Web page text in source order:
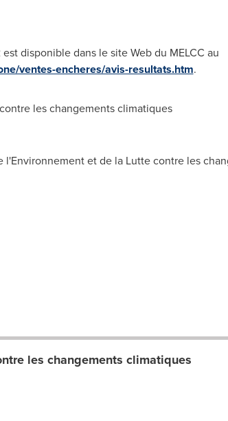
disponible dans le site Web du MELCC au
ventes-encheres/avis-resultats.htm.
les changements climatiques
et de la Lutte contre les
les changements climatiques